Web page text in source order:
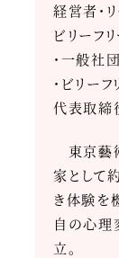
経営者・
ビリーフ
・一般社
・ビリー
代表取締
東京藝
家として
き体験を
自の心理
立。